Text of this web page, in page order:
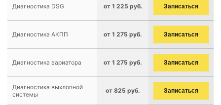
Диагностика DSG от 1 225 руб. Записаться
Диагностика АКПП от 1 275 руб. Записаться
Диагностика вариатора от 1 275 руб. Записаться
Диагностика выхлопной
системы
от 825 руб. Записаться